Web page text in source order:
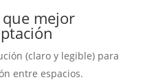
mejor
(claro y legible) para
entre espacios.